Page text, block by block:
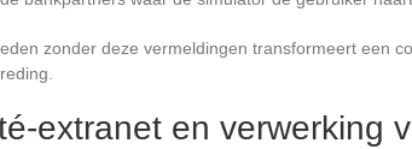
zonder deze vermeldingen transformeert een
extranet en verwerking